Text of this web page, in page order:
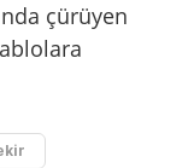
çürüyen